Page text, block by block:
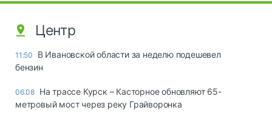
Центр
11:50
В Ивановской области за неделю подешевел
бензин
06.08 На трассе Курск – Касторное обновляют 65-
метровый мост через реку Грайворонка